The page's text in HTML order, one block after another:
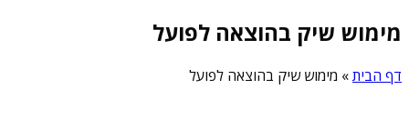
מימוש שיק בהוצאה לפועל
דף הבית» מימוש שיק בהוצאה לפועל